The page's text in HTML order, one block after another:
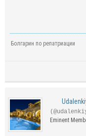
Болгарин по репатриации
Eminent